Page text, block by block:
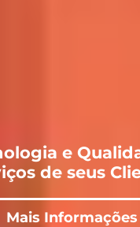
e
de seus
Mais Informações